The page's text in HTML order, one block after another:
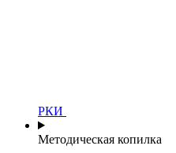
РКИ
Методическая копилка